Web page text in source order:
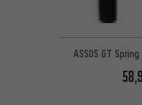
ASSOS GT